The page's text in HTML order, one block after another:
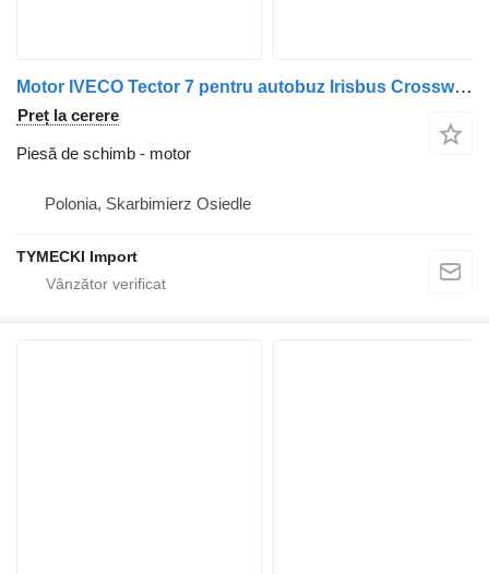
Motor IVECO Tector 7 pentru autobuz Irisbus Crossway, Magelys, Evadys, Recreo
Preț la cerere
Piesă de schimb - motor
Polonia, Skarbimierz Osiedle
TYMECKI Import